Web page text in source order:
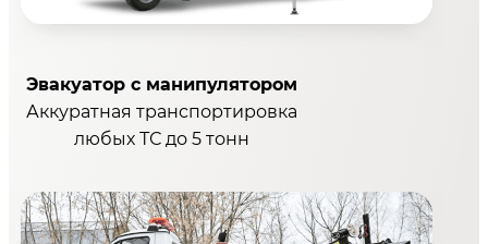
Эвакуатор с манипулятором
Аккуратная транспортировка
любых ТС до 5 тонн